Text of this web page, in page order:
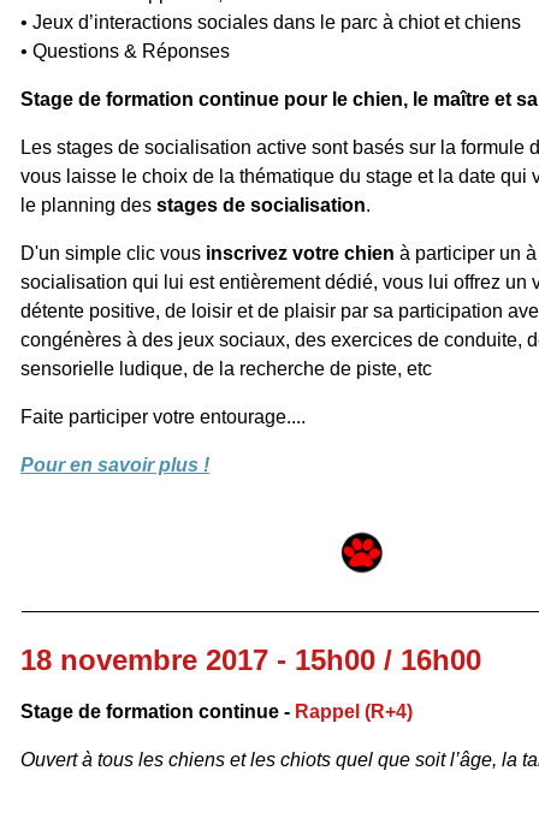
• Jeux d’interactions sociales dans le parc à chiot et chiens
• Questions & Réponses
Stage de formation continue pour le chien, le maître et
Les stages de socialisation active sont basés sur la formule
vous laisse le choix de la thématique du stage et la date qui
le planning des stages de socialisation.
D'un simple clic vous inscrivez votre chien à participer un
socialisation qui lui est entièrement dédié, vous lui offrez un
détente positive, de loisir et de plaisir par sa participation
congénères à des jeux sociaux, des exercices de conduite,
sensorielle ludique, de la recherche de piste, etc
Faite participer votre entourage....
Pour en savoir plus !
18 novembre 2017 - 15h00 / 16h00
Stage de formation continue - Rappel (R+4)
Ouvert à tous les chiens et les chiots quel que soit l’âge, la